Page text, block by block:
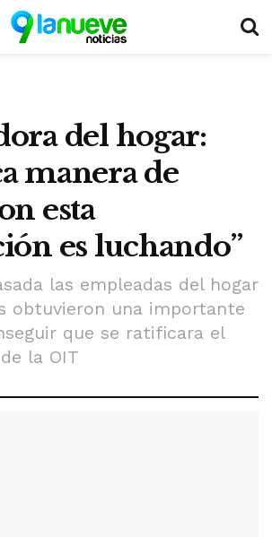
del hogar:
manera de
esta
es luchando”
las empleadas del hogar
obtuvieron una importante
que se ratificara el
la OIT